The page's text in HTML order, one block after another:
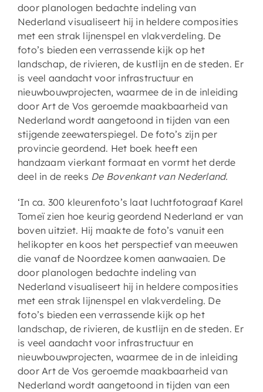
door planologen bedachte indeling van
Nederland visualiseert hij in heldere composities
met een strak lijnenspel en vlakverdeling. De
foto’s bieden een verrassende kijk op het
landschap, de rivieren, de kustlijn en de steden. Er
is veel aandacht voor infrastructuur en
nieuwbouwprojecten, waarmee de in de inleiding
door Art de Vos geroemde maakbaarheid van
Nederland wordt aangetoond in tijden van een
stijgende zeewaterspiegel. De foto’s zijn per
provincie geordend. Het boek heeft een
handzaam vierkant formaat en vormt het derde
deel in de reeks De Bovenkant van Nederland.
‘In ca. 300 kleurenfoto’s laat luchtfotograaf Karel
Tomeï zien hoe keurig geordend Nederland er van
boven uitziet. Hij maakte de foto’s vanuit een
helikopter en koos het perspectief van meeuwen
die vanaf de Noordzee komen aanwaaien. De
door planologen bedachte indeling van
Nederland visualiseert hij in heldere composities
met een strak lijnenspel en vlakverdeling. De
foto’s bieden een verrassende kijk op het
landschap, de rivieren, de kustlijn en de steden. Er
is veel aandacht voor infrastructuur en
nieuwbouwprojecten, waarmee de in de inleiding
door Art de Vos geroemde maakbaarheid van
Nederland wordt aangetoond in tijden van een